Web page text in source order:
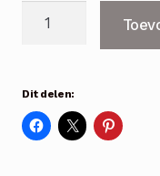
Gerecycled
Unique
5
kleuren
Dit delen: